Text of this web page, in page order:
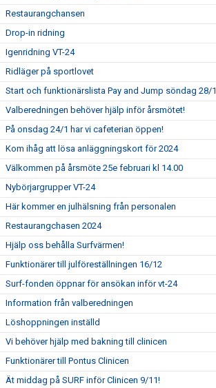
Restaurangchansen
Drop-in ridning
Igenridning VT-24
Ridläger på sportlovet
Start och funktionärslista Pay and Jump söndag 28/1
Valberedningen behöver hjälp inför årsmötet!
På onsdag 24/1 har vi cafeterian öppen!
Kom ihåg att lösa anläggningskort för 2024
Välkommen på årsmöte 25e februari kl 14.00
Nybörjargrupper VT-24
Här kommer en julhälsning från personalen
Restaurangchasen 2024
Hjälp oss behålla Surfvärmen!
Funktionärer till julföreställningen 16/12
Surf-fonden öppnar för ansökan inför vt-24
Information från valberedningen
Löshoppningen inställd
Vi behöver hjälp med bakning till clinicen
Funktionärer till Pontus Clinicen
Ät middag på SURF inför Clinicen 9/11!